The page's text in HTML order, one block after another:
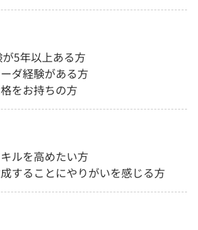
5年以上ある方
ダ経験がある方
をお持ちの方
ルを高めたい方
することにやりがいを感じる方